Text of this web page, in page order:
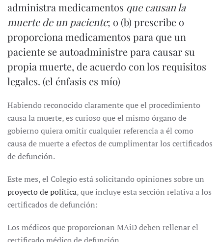
administra medicamentos que causan la
muerte de un paciente; o (b) prescribe o
proporciona medicamentos para que un
paciente se autoadministre para causar su
propia muerte, de acuerdo con los requisitos
legales. (el énfasis es mío)
Habiendo reconocido claramente que el procedimiento
causa la muerte, es curioso que el mismo órgano de
gobierno quiera omitir cualquier referencia a él como
causa de muerte a efectos de cumplimentar los certificados
de defunción.
Este mes, el Colegio está solicitando opiniones sobre un
proyecto de política, que incluye esta sección relativa a los
certificados de defunción:
Los médicos que proporcionan MAiD deben rellenar el